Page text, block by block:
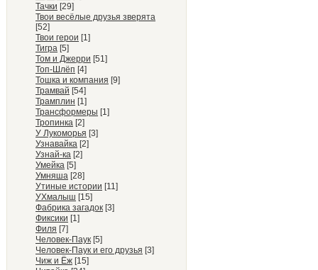
Тачки [29]
Твои весёлые друзья зверята
[52]
Твои герои [1]
Тигра [5]
Том и Джерри [51]
Топ-Шлёп [4]
Тошка и компания [9]
Трамвай [54]
Трамплин [1]
Трансформеры [1]
Тропинка [2]
У Лукоморья [3]
Узнавайка [2]
Узнай-ка [2]
Умейка [5]
Умняша [28]
Утиные истории [11]
УХмалыш [15]
Фабрика загадок [3]
Фиксики [1]
Филя [7]
Человек-Паук [5]
Человек-Паук и его друзья [3]
Чиж и Ёж [15]